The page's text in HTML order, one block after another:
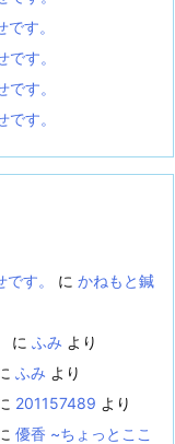
す。
す。
す。
す。
す。 に かねもと鍼
に ふみ より
ふみ より
201157489 より
優香 ~ちょっとここ